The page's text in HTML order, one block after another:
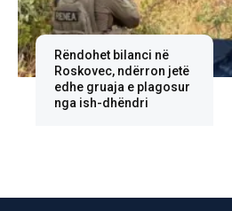
Rëndohet bilanci në
Roskovec, ndërron jetë
edhe gruaja e plagosur
nga ish-dhëndri